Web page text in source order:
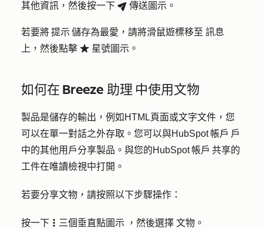
其他資訊，然後按一下 breezeSendIcon 傳送 圖示。
若要將 提示 儲存為最愛，請將滑鼠遊標移至 訊息
上， 然後點擊 favorite 星號圖示。
如何在 Breeze 助理 中使用文物
製品是儲存的輸出，例如HTML頁面或文字文件，您
可以在單一對話之外存取。您可以與HubSpot 帳戶 戶
中的其他用戶分享製品。與您的HubSpot 帳戶 共享的
工件在唯讀檢視中打開。
若要分享文物，請按照以下步驟操作：
按一下 verticalMenu 三個垂直點圖示 ，然後選擇 文物 。